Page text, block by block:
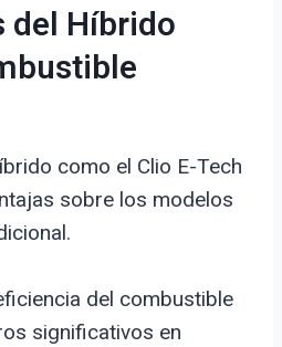
del Híbrido
como el Clio E-Tech
sobre los modelos
del combustible
significativos en